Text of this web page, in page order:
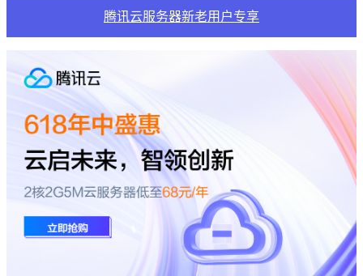
腾讯云服务器新老用户专享